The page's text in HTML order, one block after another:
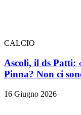
CALCIO
Ascoli, il ds Patti:
Pinna? Non ci
16 Giugno 2026